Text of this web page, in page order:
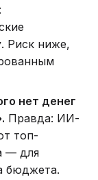
Риск ниже,
нет денег
Правда: ИИ-
топ-
— для
бюджета.